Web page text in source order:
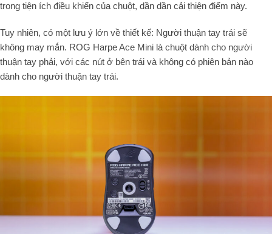
trong tiện ích điều khiển của chuột, dần dần cải thiện điểm này.
Tuy nhiên, có một lưu ý lớn về thiết kế: Người thuận tay trái sẽ
không may mắn. ROG Harpe Ace Mini là chuột dành cho người
thuận tay phải, với các nút ở bên trái và không có phiên bản nào
dành cho người thuận tay trái.